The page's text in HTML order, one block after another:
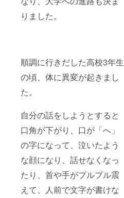
りました。
順調に行きだした高校3年生
の頃、体に異変が起きまし
た。
自分の話をしようとすると
口角が下がり、口が「へ」
の字になって、泣いたよう
な顔になり、話せなくなっ
たり、首や手がプルプル震
えて、人前で文字が書けな